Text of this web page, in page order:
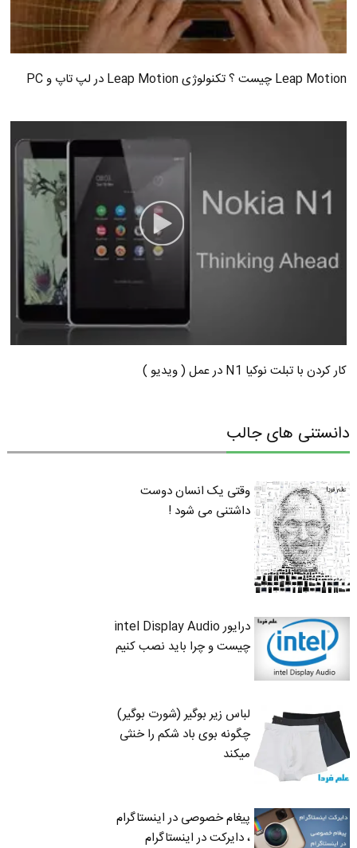
Leap Motion چیست ؟ تکنولوژی Leap Motion در لپ تاپ و PC
کار کردن با تبلت نوکیا N1 در عمل ( ویدیو )
دانستنی های جالب
وقتی یک انسان دوست
داشتنی می شود !
درایور intel Display Audio
چیست و چرا باید نصب کنیم
لباس زیر بوگیر (شورت بوگیر)
چگونه بوی باد شکم را خنثی
میکند
پیغام خصوصی در اینستاگرام
، دایرکت در اینستاگرام